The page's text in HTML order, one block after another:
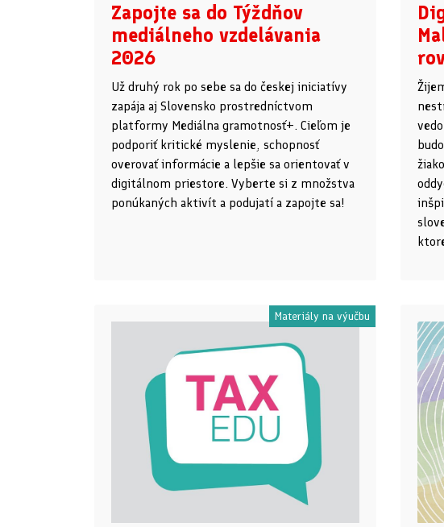
Zapojte sa do Týždňov
mediálneho vzdelávania
2026
Už druhý rok po sebe sa do českej iniciatívy
zapája aj Slovensko prostredníctvom
platformy Mediálna gramotnosť+. Cieľom je
podporiť kritické myslenie, schopnosť
overovať informácie a lepšie sa orientovať v
digitálnom priestore. Vyberte si z množstva
ponúkaných aktivít a podujatí a zapojte sa!
Materiály na výučbu